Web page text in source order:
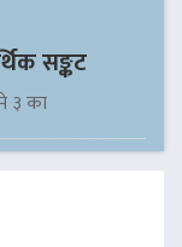
सङ्कट
३ का